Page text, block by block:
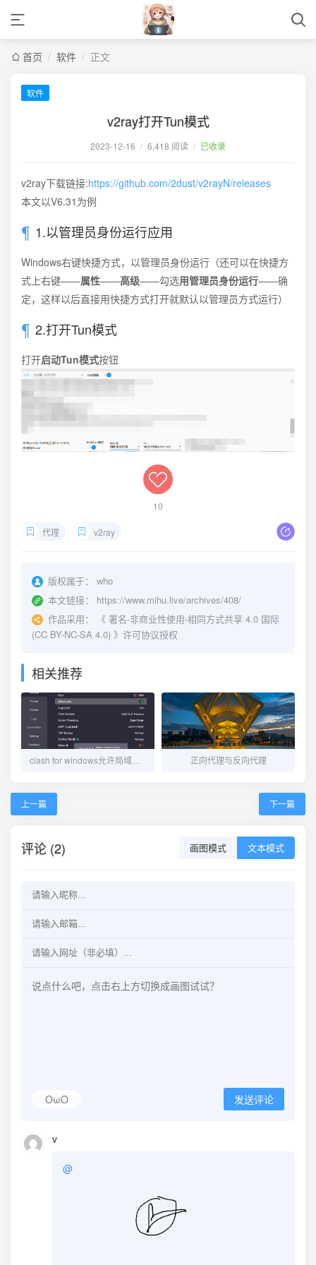
首页 / 软件 / 正文
软件
v2ray打开Tun模式
2023-12-16 / 6,418 阅读 / 已收录
v2ray下载链接:https://github.com/2dust/v2rayN/releases
本文以V6.31为例
1.以管理员身份运行应用
Windows右键快捷方式，以管理员身份运行（还可以在快捷方
式上右键——属性——高级——勾选用管理员身份运行——确
定，这样以后直接用快捷方式打开就默认以管理员方式运行）
2.打开Tun模式
打开启动Tun模式按钮
10
代理 v2ray
版权属于：
who
本文链接：
https://www.mihu.live/archives/408/
作品采用：
《 署名-非商业性使用-相同方式共享 4.0 国际
(CC BY-NC-SA 4.0) 》许可协议授权
相关推荐
正向代理与反向代理
上一篇 下一篇
评论 (2) 画图模式 文本模式
OωO 发送评论
v
@